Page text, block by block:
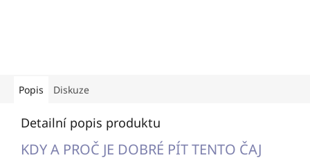
Popis Diskuze
Detailní popis produktu
KDY A PROČ JE DOBRÉ PÍT TENTO ČAJ